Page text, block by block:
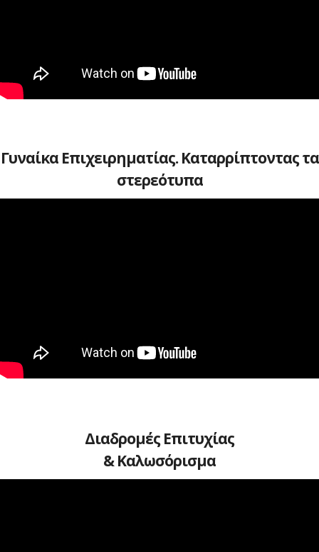
Γυναίκα Επιχειρηματίας. Καταρρίπτοντας τα
στερεότυπα
Διαδρομές Επιτυχίας
& Καλωσόρισμα